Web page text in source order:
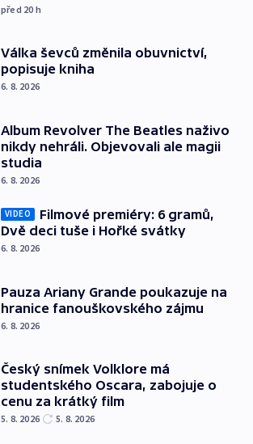
před 20 h
Válka ševců změnila obuvnictví,
popisuje kniha
6. 8. 2026
Album Revolver The Beatles naživo
nikdy nehráli. Objevovali ale magii
studia
6. 8. 2026
VIDEO
Filmové premiéry: 6 gramů,
Dvě deci tuše i Hořké svátky
6. 8. 2026
Pauza Ariany Grande poukazuje na
hranice fanouškovského zájmu
6. 8. 2026
Český snímek Volklore má
studentského Oscara, zabojuje o
cenu za krátký film
5. 8. 2026 5. 8. 2026